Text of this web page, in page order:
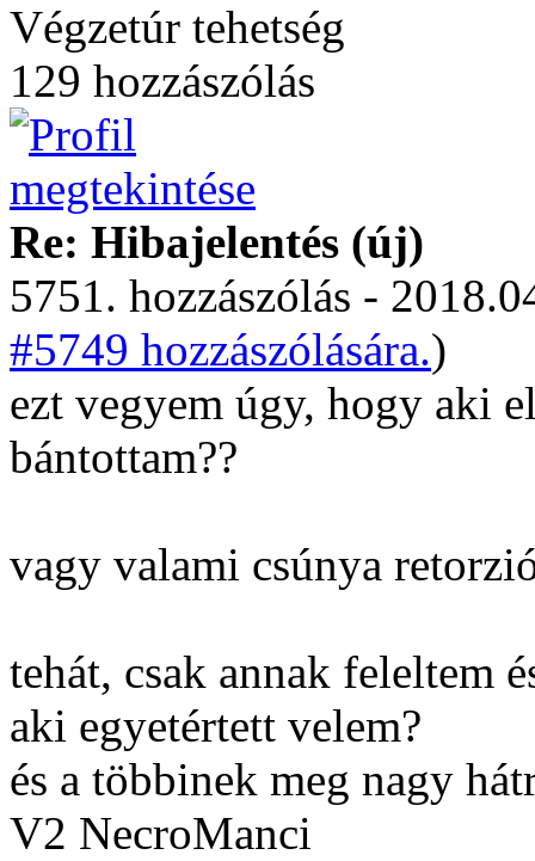
Végzetúr tehetség
129 hozzászólás
Re: Hibajelentés (új)
5751. hozzászólás -
#5749 hozzászólására.)
ezt vegyem úgy, hogy aki
bántottam??
vagy valami csúnya
tehát, csak annak feleltem
aki egyetértett velem?
és a többinek meg nagy
V2 NecroManci